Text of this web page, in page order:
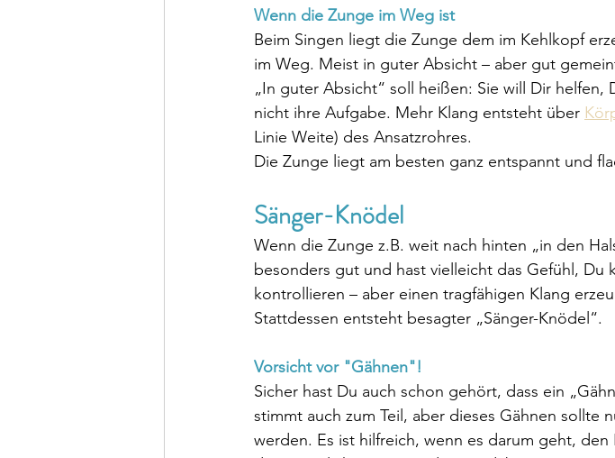
Wenn die Zunge im Weg ist
Beim Singen liegt die Zunge dem im Kehlkopf
im Weg. Meist in guter Absicht – aber gut
„In guter Absicht“ soll heißen: Sie will Dir helfen,
nicht ihre Aufgabe. Mehr Klang entsteht über
Linie Weite) des Ansatzrohres.
Die Zunge liegt am besten ganz entspannt und
Sänger-Knödel
Wenn die Zunge z.B. weit nach hinten „in den
besonders gut und hast vielleicht das Gefühl, Du
kontrollieren – aber einen tragfähigen Klang
Stattdessen entsteht besagter „Sänger-Knödel“.
Vorsicht vor "Gähnen"!
Sicher hast Du auch schon gehört, dass ein
stimmt auch zum Teil, aber dieses Gähnen sollte
werden. Es ist hilfreich, wenn es darum geht,